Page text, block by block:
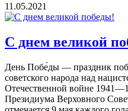
11.05.2021
С днем великой
День Побе́ды — праздник
советского народа над
Отечественной войне
Президиума Верховного